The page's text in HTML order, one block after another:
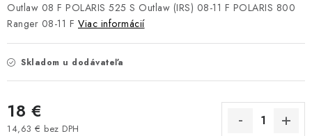
VÝPREDAJ
YAMAHA GRIZZLY 550/660/700
Outlaw 08 F POLARIS 525 S Outlaw (IRS) 08-11 F POLARIS 800
Ranger 08-11 F Viac informácií
Skladom u dodávateľa
18 €
14,63 € bez DPH